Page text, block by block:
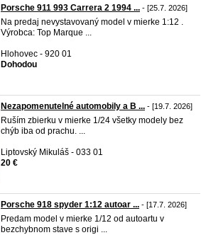
Porsche 911 993 Carrera 2 1994 ... - [25.7. 2026]
Na predaj nevystavovaný model v mierke 1:12 .
Výrobca: Top Marque ...
Hlohovec - 920 01
Dohodou
Nezapomenutelné automobily a B ... - [19.7. 2026]
Ruším zbierku v mierke 1/24 všetky modely bez
chýb iba od prachu. ...
Liptovský Mikuláš - 033 01
20 €
Porsche 918 spyder 1:12 autoar ... - [17.7. 2026]
Predam model v mierke 1/12 od autoartu v
bezchybnom stave s origi ...